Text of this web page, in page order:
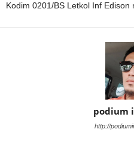
Kodim 0201/BS Letkol Inf
podium
http://